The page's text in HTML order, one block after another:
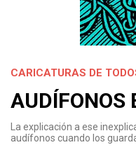
CARICATURAS DE
AUDÍFONOS
La explicación a ese
audífonos cuando los